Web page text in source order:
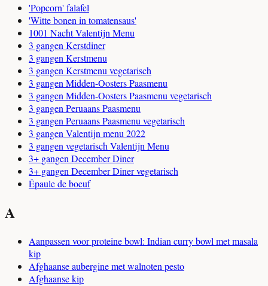
'Popcorn' falafel
'Witte bonen in tomatensaus'
1001 Nacht Valentijn Menu
3 gangen Kerstdiner
3 gangen Kerstmenu
3 gangen Kerstmenu vegetarisch
3 gangen Midden-Oosters Paasmenu
3 gangen Midden-Oosters Paasmenu vegetarisch
3 gangen Peruaans Paasmenu
3 gangen Peruaans Paasmenu vegetarisch
3 gangen Valentijn menu 2022
3 gangen vegetarisch Valentijn Menu
3+ gangen December Diner
3+ gangen December Diner vegetarisch
Épaule de boeuf
A
Aanpassen voor proteine bowl: Indian curry bowl met masala
kip
Afghaanse aubergine met walnoten pesto
Afghaanse kip